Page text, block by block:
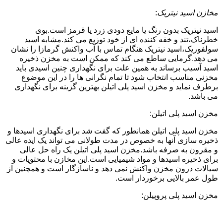
مخازن اسید نیتریک:
اسید نیتریک بدون رنگ یا مایع دودی زرد یا قرمز است.بوی
خطرناک،تند و خفه کننده ای از خود توزیع می کند.مشابه اسید
سولفوریک،اسید نیتریک هنگام تماس با آب واکنش گرمازا را نشان
می دهد.گرمایی ساطع می کند که ممکن است به مخزن ذخیره
اسید آسیب برساند به همین علت برای نگهداری چنین اسیدی باید
مخزنی مناسب انتخاب شود تا تمام نگرانی ها را در این موضوع
برطرف نماید و مخزن اسید پلی اتیلن بهترین گزینه برای نگهداری
می باشد.
مخزن اسید پلی اتیلن:
مخزن اسید پلی اتیلن همانطور که گفت شد برای نگهداری اسیدها و
ذخیره سازی آنها به خصوص در مدت طولانی می تواند یک ایده عالی
و مقرون به صرفه باشد.مخزن اسید پلی اتیلن یک راه حل عالی
برای ذخیره اسیدها و مواد شیمیایی است.این مخازن با محتویات و
سیالات درون مخزن واکنش نمی دهد و ناسازگار است و همچنین از
طول عمر بالایی برخوردار است.
مخزن اسید پلی پروپیلن: